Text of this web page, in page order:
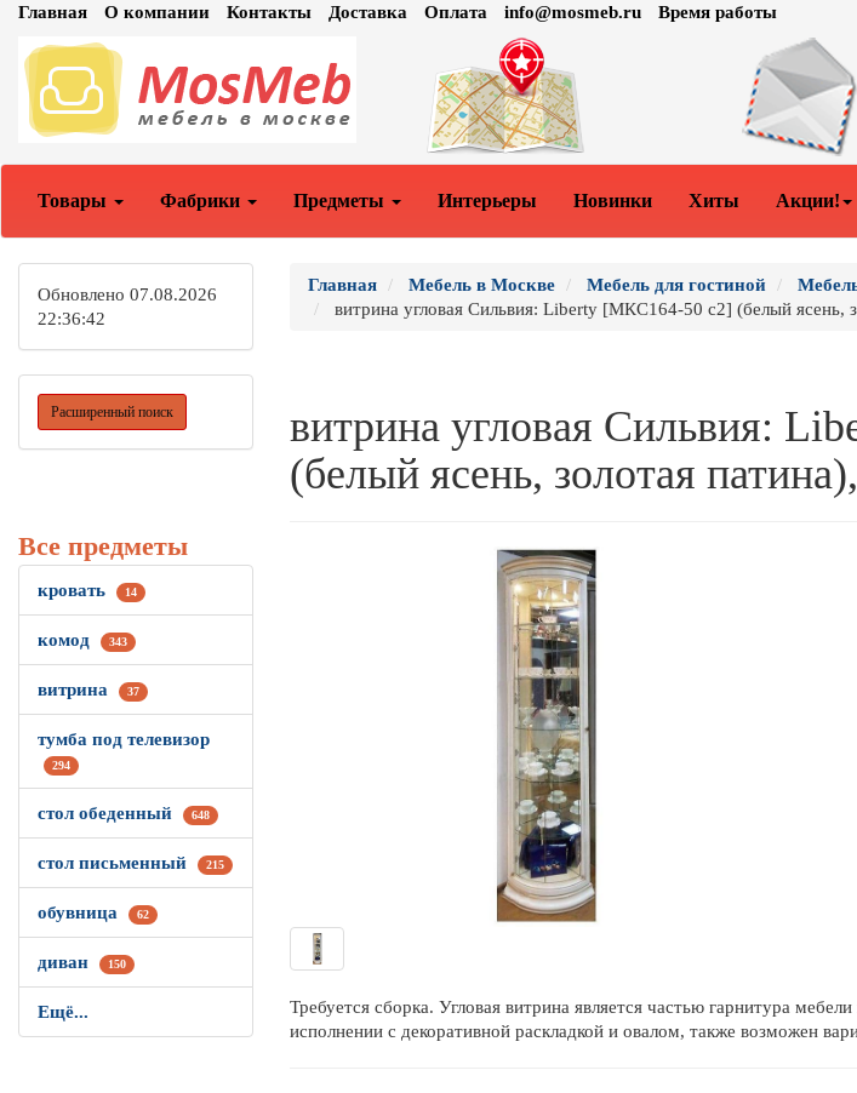
Главная О компании Контакты Доставка Оплата info@mosmeb.ru Время работы
Товары Фабрики Предметы Интерьеры Новинки Хиты Акции!
Обновлено 07.08.2026
22:36:42
Расширенный поиск
Все предметы
кровать 14
комод 343
витрина 37
тумба под телевизор
294
стол обеденный 648
стол письменный 215
обувница 62
диван 150
Ещё...
Главная Мебель в Москве Мебель для гостиной
витрина угловая Сильвия: Liberty [МКС164-50 с2] (белый ясень,
витрина угловая Сильвия:
(белый ясень, золотая
Требуется сборка. Угловая витрина является частью гарнитура
исполнении с декоративной раскладкой и овалом, также возможен